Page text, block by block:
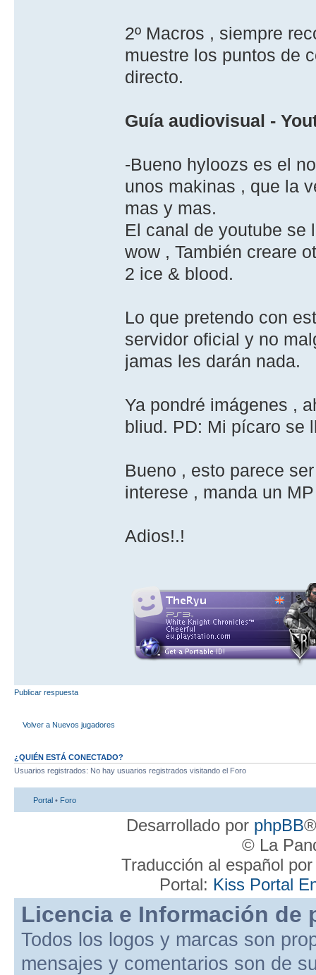
2º Macros , siempre
muestre los puntos de
directo.
Guía audiovisual -
-Bueno hyloozs es el
unos makinas , que la
mas y mas.
El canal de youtube se
wow , También creare
2 ice & blood.
Lo que pretendo con
servidor oficial y no
jamas les darán nada.
Ya pondré imágenes ,
bliud. PD: Mi pícaro se
Bueno , esto parece
interese , manda un
Adios!.!
Publicar respuesta
Volver a Nuevos jugadores
¿QUIÉN ESTÁ CONECTADO?
Usuarios registrados: No hay usuarios registrados visitando el Foro
Portal • Foro
Desarrollado por phpBB
© La
Traducción al español
Portal: Kiss Portal
Licencia e Información de
Todos los logos y marcas son
mensajes y comentarios son de